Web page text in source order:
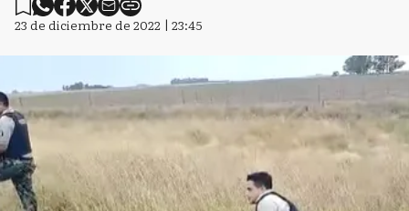
23 de diciembre de 2022 | 23:45